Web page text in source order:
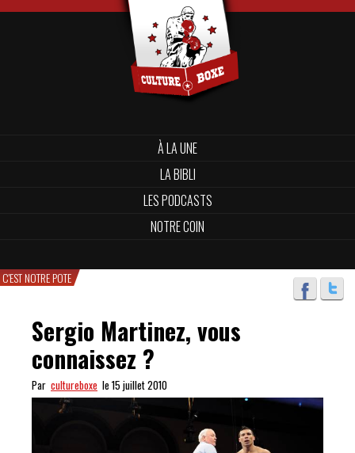
À LA UNE
LA BIBLI
LES PODCASTS
NOTRE COIN
C'EST NOTRE POTE
Sergio Martinez, vous
connaissez ?
Par cultureboxe le 15 juillet 2010